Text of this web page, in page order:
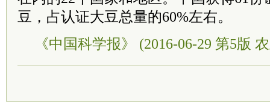
豆，占认证大豆总量的60%左右。
《中国科学报》 (2016-06-29 第5版